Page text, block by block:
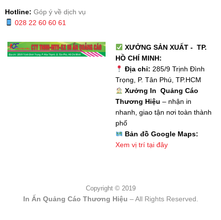
Hotline: Góp ý về dịch vụ
028 22 60 60 61
XƯỞNG SẢN XUẤT - TP.
HỒ CHÍ MINH:
Địa chỉ: 285/9 Trịnh Đình
Trọng, P. Tân Phú, TP.HCM
Xưởng In Quảng Cáo
Thương Hiệu – nhận in
nhanh, giao tận nơi toàn thành
phố
Bản đồ Google Maps:
Xem vị trí tại đây
Copyright © 2019
In Ấn Quảng Cáo Thương Hiệu – All Rights Reserved.